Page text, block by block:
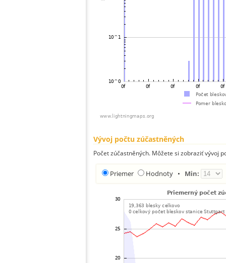
Vývoj počtu zúčastněných
Počet zúčastněných. Môžete si zobraziť vývoj
Priemer Hodnoty • Min: